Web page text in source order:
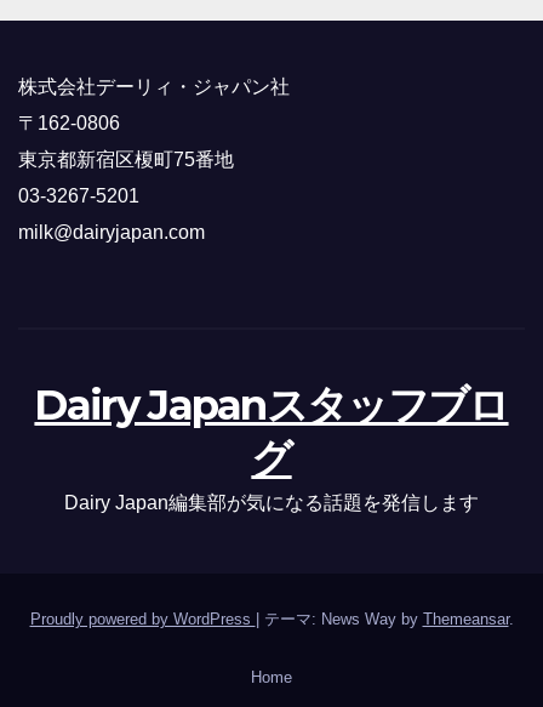
株式会社デーリィ・ジャパン社
〒162-0806
東京都新宿区榎町75番地
03-3267-5201
milk@dairyjapan.com
Dairy Japanスタッフブロ
グ
Dairy Japan編集部が気になる話題を発信します
Proudly powered by WordPress | テーマ: News Way by Themeansar.
Home